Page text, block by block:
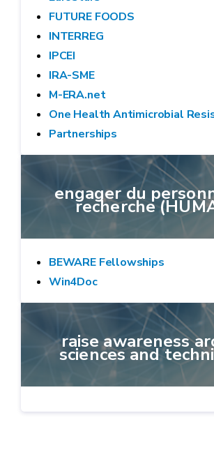
FUTURE FOODS
INTERREG
IPCEI
IRA-SME
M-ERA.net
One Health Antimicrobial
Partnerships
engager du
recherche
BEWARE Fellowships
Win4Doc
raise awareness
sciences and